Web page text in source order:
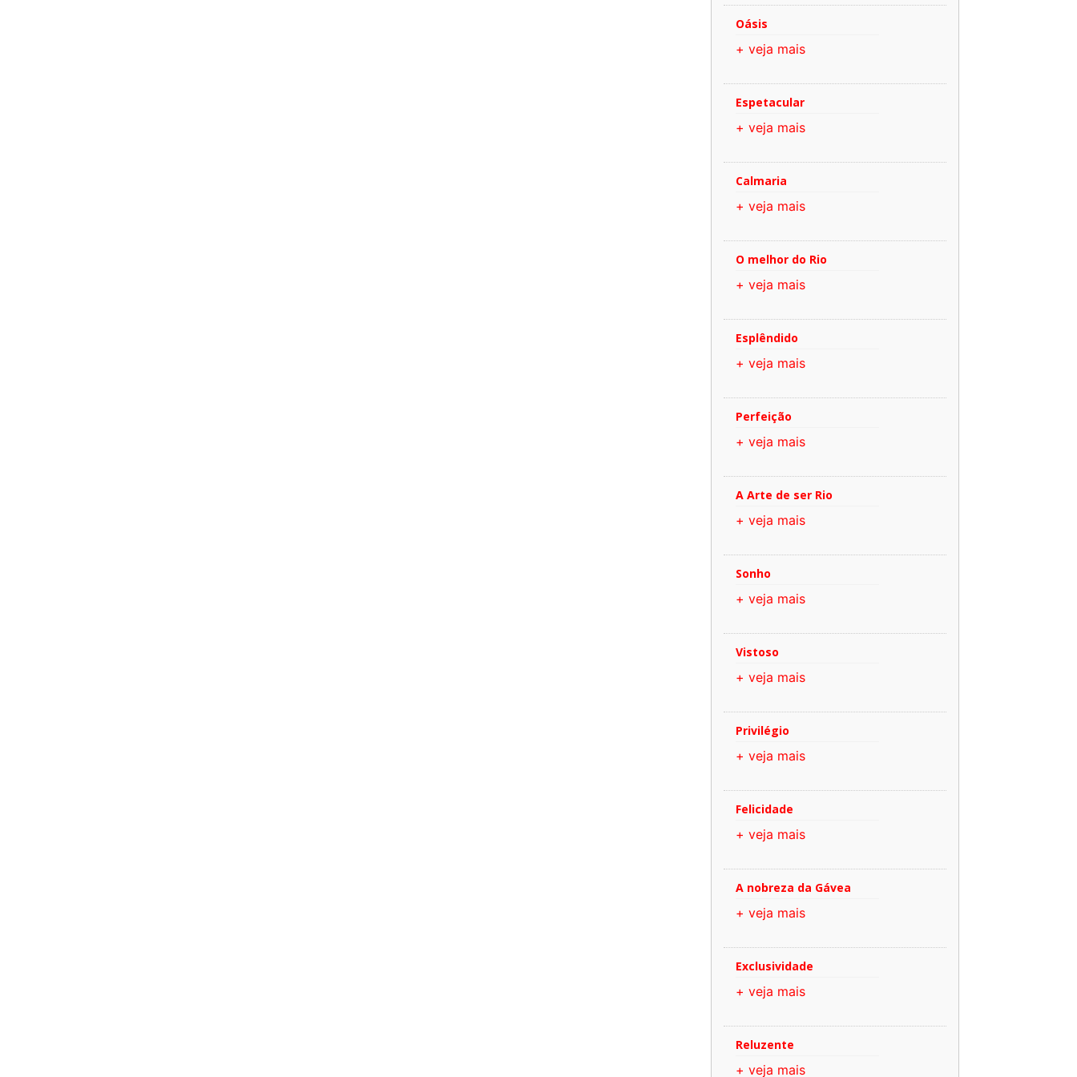
Oásis
+ veja mais
Espetacular
+ veja mais
Calmaria
+ veja mais
O melhor do Rio
+ veja mais
Esplêndido
+ veja mais
Perfeição
+ veja mais
A Arte de ser Rio
+ veja mais
Sonho
+ veja mais
Vistoso
+ veja mais
Privilégio
+ veja mais
Felicidade
+ veja mais
A nobreza da Gávea
+ veja mais
Exclusividade
+ veja mais
Reluzente
+ veja mais